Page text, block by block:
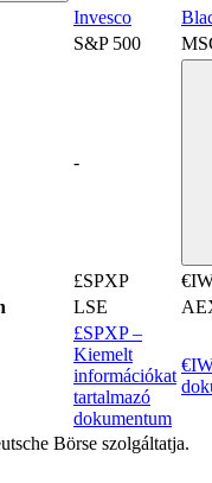
Invesco
S&P 500
-
£SPXP
LSE
£SPXP –
Kiemelt
információkat
tartalmazó
dokumentum
Börse szolgáltatja.